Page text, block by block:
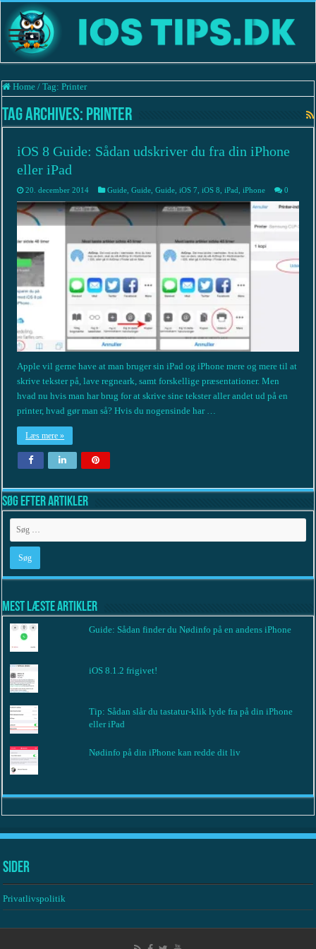
Home / Tag:Printer
Tag Archives: Printer
iOS 8 Guide: Sådan udskriver du fra din iPhone
eller iPad
20. december 2014 Guide ,Guide ,Guide ,iOS 7 ,iOS 8 ,iPad ,iPhone 0
Apple vil gerne have at man bruger sin iPad og iPhone mere og mere til at
skrive tekster på, lave regneark, samt forskellige præsentationer. Men
hvad nu hvis man har brug for at skrive sine tekster aller andet ud på en
printer, hvad gør man så? Hvis du nogensinde har …
Læs mere »
Søg efter artikler
Mest læste artikler
Guide: Sådan finder du Nødinfo på en andens iPhone
iOS 8.1.2 frigivet!
Tip: Sådan slår du tastatur-klik lyde fra på din iPhone
eller iPad
Nødinfo på din iPhone kan redde dit liv
Sider
Privatlivspolitik